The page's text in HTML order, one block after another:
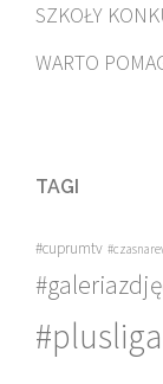
SZKOŁY
WARTO
TAGI
#cuprumtv
#plusliga